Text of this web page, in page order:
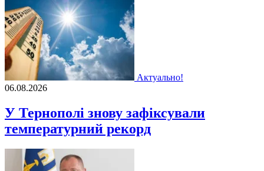
Актуально!
06.08.2026
У Тернополі знову зафіксували
температурний рекорд